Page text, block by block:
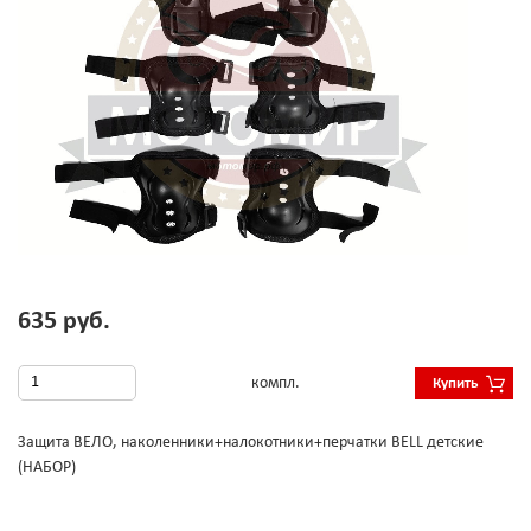
635 руб.
компл. Купить
Защита ВЕЛО, наколенники+налокотники+перчатки BELL детские
(НАБОР)